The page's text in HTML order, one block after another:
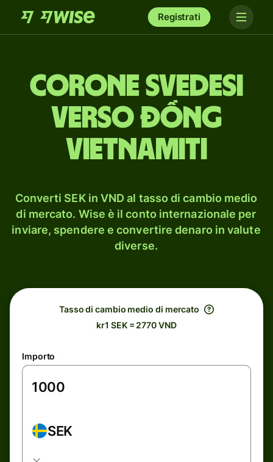
Registrati
corone svedesi
verso đồng
vietnamiti
Converti SEK in VND al tasso di cambio medio
di mercato. Wise è il conto internazionale per
inviare, spendere e convertire denaro in valute
diverse.
Tasso di cambio medio di mercato
kr1 SEK = 2770 VND
Importo
SEK